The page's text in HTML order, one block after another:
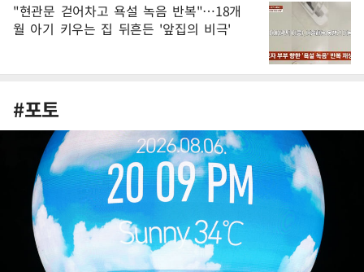
"현관문 걷어차고 욕설 녹음 반복"…18개
월 아기 키우는 집 뒤흔든 '앞집의 비극'
#포토